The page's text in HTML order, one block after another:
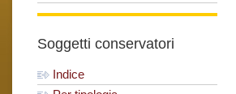
Soggetti conservatori
Indice